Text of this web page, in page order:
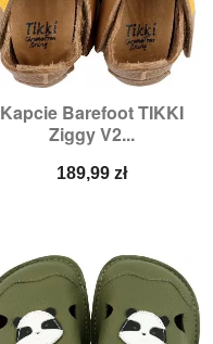
Kapcie Barefoot TIKKI
Ziggy V2...
Cena
189,99 zł